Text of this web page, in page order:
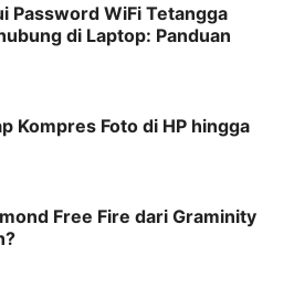
Password WiFi Tetangga
di Laptop: Panduan
Kompres Foto di HP hingga
Free Fire dari Graminity